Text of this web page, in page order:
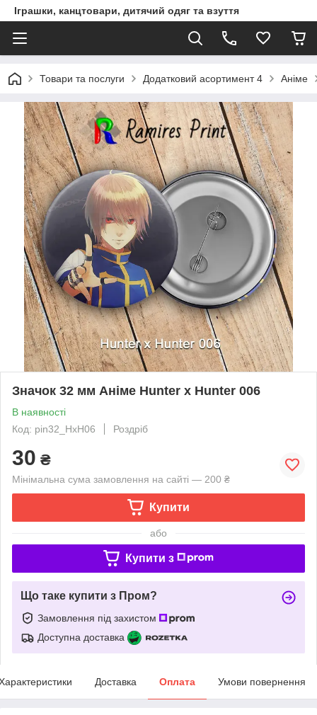
Іграшки, канцтовари, дитячий одяг та взуття
Товари та послуги Додатковий асортимент 4 Аніме
Значок 32 мм Аніме Hunter x Hunter 006
В наявності
Код: pin32_HxH06
Роздріб
30 ₴
Мінімальна сума замовлення на сайті — 200 ₴
Купити
або
Купити з
Що таке купити з Пром?
Замовлення під захистом
Доступна доставка
Доставка Оплата Умови повернення